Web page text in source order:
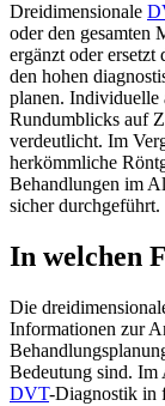
Dreidimensionale
oder den gesamten
ergänzt oder
den hohen
planen. Individuelle
Rundumblicks auf
verdeutlicht. Im
herkömmliche
Behandlungen im
sicher durchgeführt.
In welchen
Die
Informationen zur
Bedeutung sind.
DVT-Diagnostik in